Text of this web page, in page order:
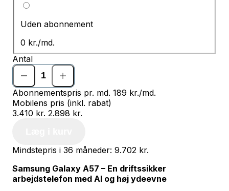
Uden abonnement
0 kr./md.
Antal
Abonnementspris pr. md. 189 kr./md.
Mobilens pris (inkl. rabat)
3.410 kr. 2.898 kr.
Mindstepris i 36 måneder: 9.702 kr.
Samsung Galaxy A57 – En driftssikker
arbejdstelefon med AI og høj ydeevne